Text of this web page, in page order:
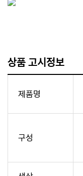
상품 고시정보
제품명
구성